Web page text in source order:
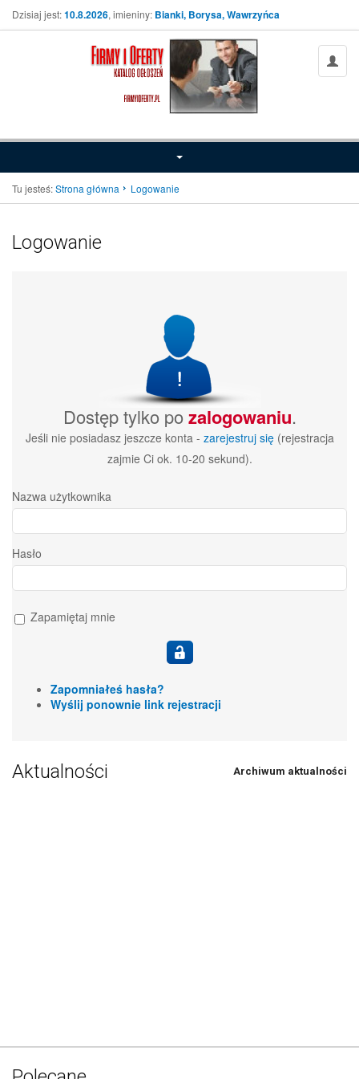
Dzisiaj jest:10.8.2026, imieniny: Bianki, Borysa, Wawrzyńca
Tu jesteś:Strona główna Logowanie
Logowanie
Dostęp tylko pozalogowaniu.
Jeśli nie posiadasz jeszcze konta - zarejestruj się(rejestracja
zajmie Ci ok. 10-20 sekund).
Nazwa użytkownika
Hasło
Zapamiętaj mnie
Zapomniałeś hasła?
Wyślij ponownie link rejestracji
Aktualności Archiwum aktualności